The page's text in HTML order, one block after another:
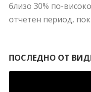
близо 30% по-
отчетен период,
ПОСЛЕДНО ОТ